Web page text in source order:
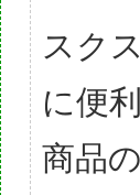
スク
に便
商品